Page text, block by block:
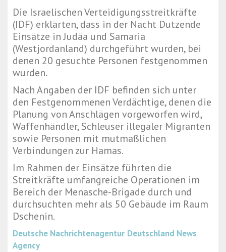
Die Israelischen Verteidigungsstreitkräfte
(IDF) erklärten, dass in der Nacht Dutzende
Einsätze in Judäa und Samaria
(Westjordanland) durchgeführt wurden, bei
denen 20 gesuchte Personen festgenommen
wurden.
Nach Angaben der IDF befinden sich unter
den Festgenommenen Verdächtige, denen die
Planung von Anschlägen vorgeworfen wird,
Waffenhändler, Schleuser illegaler Migranten
sowie Personen mit mutmaßlichen
Verbindungen zur Hamas.
Im Rahmen der Einsätze führten die
Streitkräfte umfangreiche Operationen im
Bereich der Menasche-Brigade durch und
durchsuchten mehr als 50 Gebäude im Raum
Dschenin.
Deutsche Nachrichtenagentur Deutschland News
Agency